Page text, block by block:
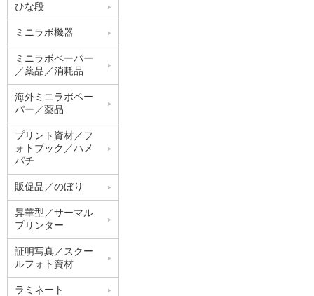
ひな段
ミニラボ機器
ミニラボペーパー
／薬品／消耗品
海外ミニラボペー
パー／薬品
プリント資材／フ
ォトブック／ハメ
パチ
販促品／のぼり
昇華型／サーマル
プリンター
証明写真／スクー
ルフォト資材
ラミネート